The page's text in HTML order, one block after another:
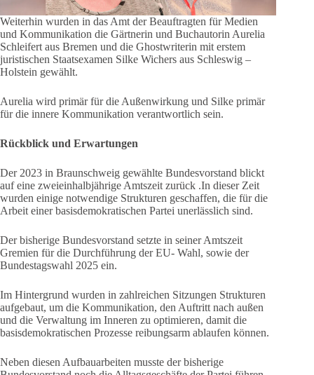
Weiterhin wurden in das Amt der Beauftragten für Medien
und Kommunikation die Gärtnerin und Buchautorin Aurelia
Schleifert aus Bremen und die Ghostwriterin mit erstem
juristischen Staatsexamen Silke Wichers aus Schleswig –
Holstein gewählt.
Aurelia wird primär für die Außenwirkung und Silke primär
für die innere Kommunikation verantwortlich sein.
Rückblick und Erwartungen
Der 2023 in Braunschweig gewählte Bundesvorstand blickt
auf eine zweieinhalbjährige Amtszeit zurück .In dieser Zeit
wurden einige notwendige Strukturen geschaffen, die für die
Arbeit einer basisdemokratischen Partei unerlässlich sind.
Der bisherige Bundesvorstand setzte in seiner Amtszeit
Gremien für die Durchführung der EU- Wahl, sowie der
Bundestagswahl 2025 ein.
Im Hintergrund wurden in zahlreichen Sitzungen Strukturen
aufgebaut, um die Kommunikation, den Auftritt nach außen
und die Verwaltung im Inneren zu optimieren, damit die
basisdemokratischen Prozesse reibungsarm ablaufen können.
Neben diesen Aufbauarbeiten musste der bisherige